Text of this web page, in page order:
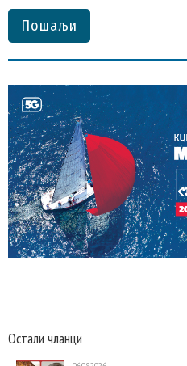
Пошаљи
Остали чланци